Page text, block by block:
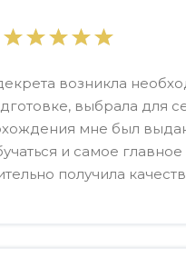
возникла
выбрала для
мне был
и самое
получила